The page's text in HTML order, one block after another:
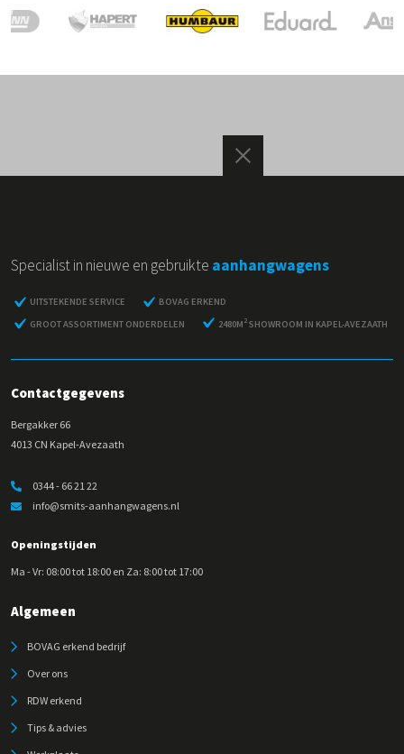
Specialist in nieuwe en gebruikte aanhangwagens
UITSTEKENDE SERVICE
BOVAG ERKEND
GROOT ASSORTIMENT ONDERDELEN
2480M 2SHOWROOM IN KAPEL-AVEZAATH
Contactgegevens
Bergakker 66
4013 CN Kapel-Avezaath
0344 - 66 21 22
info@smits-aanhangwagens.nl
Openingstijden
Ma - Vr: 08:00 tot 18:00 en Za: 8:00 tot 17:00
Algemeen
BOVAG erkend bedrijf
Over ons
RDW erkend
Tips & advies